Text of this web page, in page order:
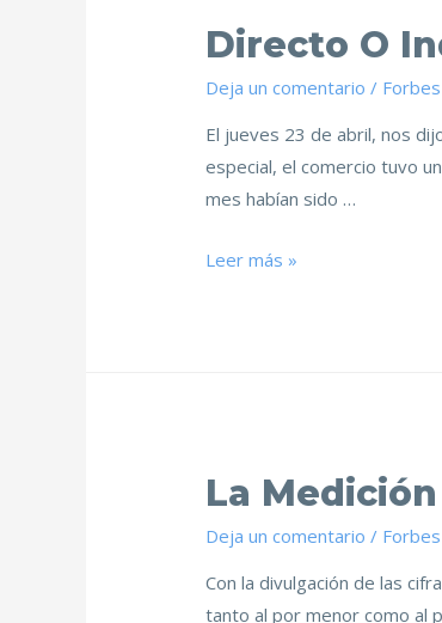
Directo O
Deja un comentario / Forbes
El jueves 23 de abril, nos
especial, el comercio tuvo
mes habían sido …
Leer más »
La
Deja un comentario / Forbes
Con la divulgación de las
tanto al por menor como al